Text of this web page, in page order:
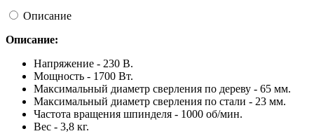
Описание
Описание:
Напряжение - 230 В.
Мощность - 1700 Вт.
Максимальный диаметр сверления по дереву - 65 мм.
Максимальный диаметр сверления по стали - 23 мм.
Частота вращения шпинделя - 1000 об/мин.
Вес - 3,8 кг.